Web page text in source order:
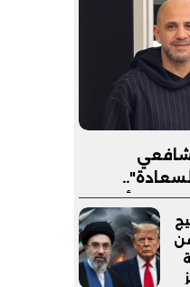
ألبوم